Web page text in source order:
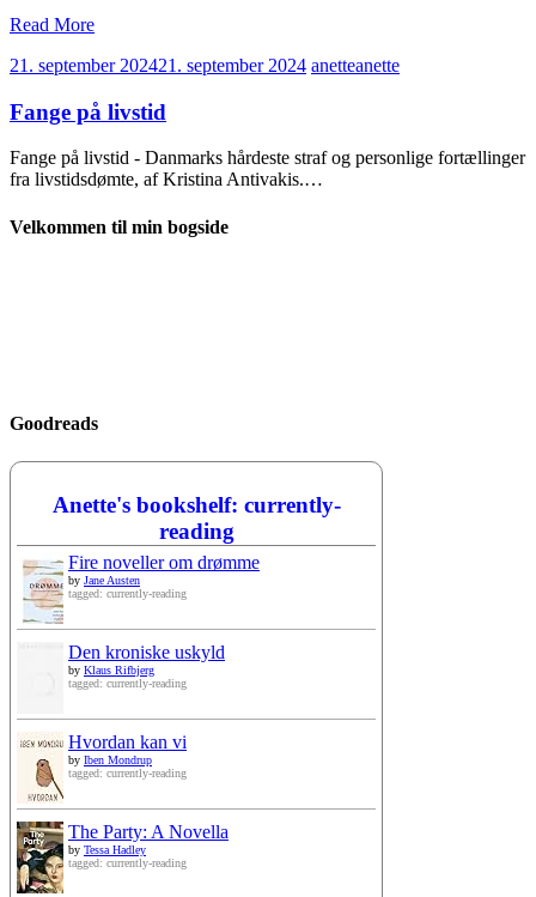
Read More
21. september 202421. september 2024 anetteanette
Fange på livstid
Fange på livstid - Danmarks hårdeste straf og personlige fortællinger
fra livstidsdømte, af Kristina Antivakis.…
Velkommen til min bogside
Goodreads
Anette's bookshelf: currently-
reading
Fire noveller om drømme
by Jane Austen
tagged: currently-reading
Den kroniske uskyld
by Klaus Rifbjerg
tagged: currently-reading
Hvordan kan vi
by Iben Mondrup
tagged: currently-reading
The Party: A Novella
by Tessa Hadley
tagged: currently-reading